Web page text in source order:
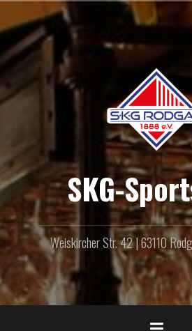
Inhalt
springen
SKG-
Weiskircher Str. 42 | 63110